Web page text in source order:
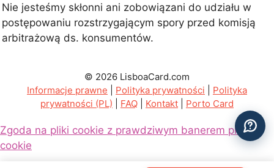
Nie jesteśmy skłonni ani zobowiązani do udziału w
postępowaniu rozstrzygającym spory przed komisją
arbitrażową ds. konsumentów.
© 2026 LisboaCard.com
Informacje prawne
Polityka prywatności
Polityka
prywatności (PL)
FAQ Kontakt Porto Card
Zgoda na pliki cookie z prawdziwym banerem plików
cookie